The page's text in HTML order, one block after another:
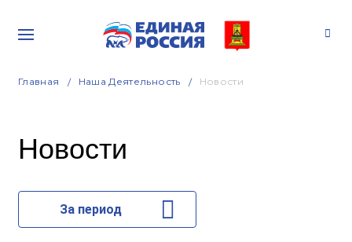
Главная Наша Деятельность Новости
Новости
За период